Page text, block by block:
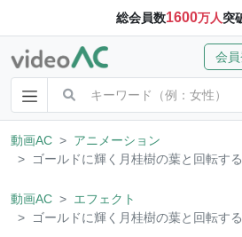
総会員数1600万人突
会
動画AC
アニメーション
ゴールドに輝く月桂樹の葉と回転す
動画AC
エフェクト
ゴールドに輝く月桂樹の葉と回転す